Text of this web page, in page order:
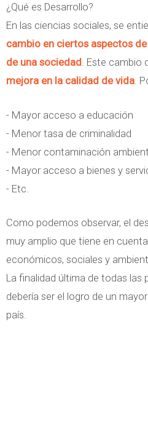
¿Qué es Desarrollo?
En las ciencias sociales, se
cambio en ciertos aspectos
de una sociedad. Este cambio
mejora en la calidad de vida.
- Mayor acceso a educación
- Menor tasa de criminalidad
- Menor contaminación
- Mayor acceso a bienes y
- Etc.
Como podemos observar, el
muy amplio que tiene en
económicos, sociales y
La finalidad última de todas las
debería ser el logro de un
país.